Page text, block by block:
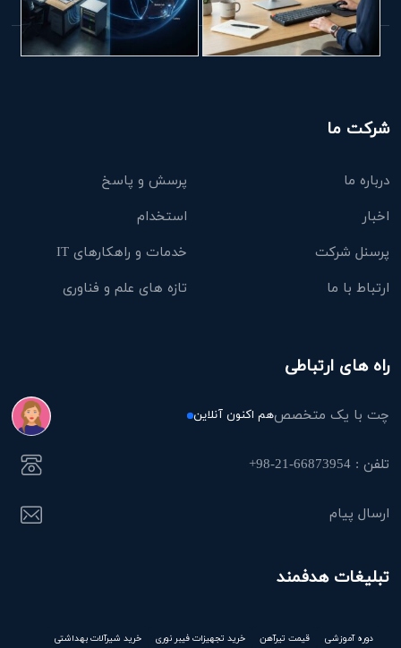
شرکت ما
درباره ما
پرسش و پاسخ
اخبار
استخدام
پرسنل شرکت
خدمات و راهکارهای IT
ارتباط با ما
تازه های علم و فناوری
راه های ارتباطی
چت با یک متخصصهم اکنون آنلاین
تلفن : 66873954-21-98+
ارسال پیام
تبلیغات هدفمند
دوره آموزشی قیمت تیرآهن خرید تجهیزات فیبر نوری خرید شیرآلات بهداشتی